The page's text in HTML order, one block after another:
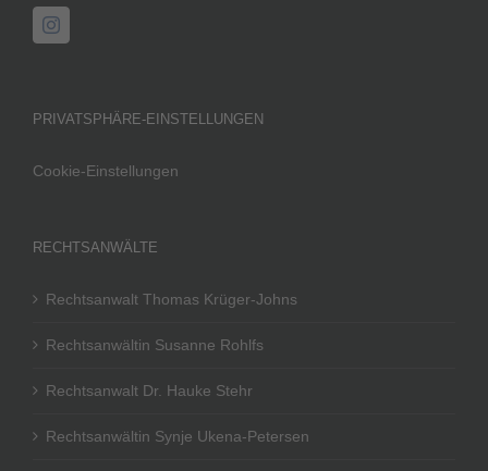
PRIVATSPHÄRE-EINSTELLUNGEN
Cookie-Einstellungen
RECHTSANWÄLTE
Rechtsanwalt Thomas Krüger-Johns
Rechtsanwältin Susanne Rohlfs
Rechtsanwalt Dr. Hauke Stehr
Rechtsanwältin Synje Ukena-Petersen